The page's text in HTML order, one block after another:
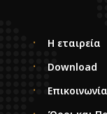
Η εταιρεία
Download
Επικοινωνία